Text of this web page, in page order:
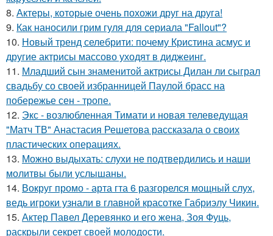
8. Актеры, которые очень похожи друг на друга!
9. Как наносили грим гуля для сериала "Fallout"?
10. Новый тренд селебрити: почему Кристина асмус и
другие актрисы массово уходят в диджеинг.
11. Младший сын знаменитой актрисы Дилан ли сыграл
свадьбу со своей избранницей Паулой брасс на
побережье сен - тропе.
12. Экс - возлюбленная Тимати и новая телеведущая
"Матч ТВ" Анастасия Решетова рассказала о своих
пластических операциях.
13. Можно выдыхать: слухи не подтвердились и наши
молитвы были услышаны.
14. Вокруг промо - арта гта 6 разгорелся мощный слух,
ведь игроки узнали в главной красотке Габриэлу Чикин.
15. Актер Павел Деревянко и его жена, Зоя Фуць,
раскрыли секрет своей молодости.